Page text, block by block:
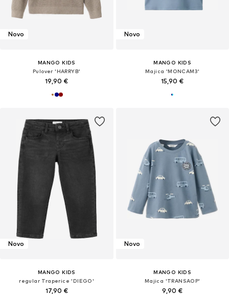
Novo
MANGO KIDS
Pulover 'HARRYB'
19,90 €
Novo
MANGO KIDS
Majica 'MONCAM3'
15,90 €
Novo
MANGO KIDS
regular Traperice 'DIEGO'
17,90 €
Novo
MANGO KIDS
Majica 'TRANSAOP'
9,90 €